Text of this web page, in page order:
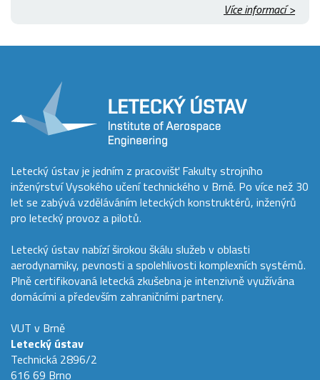
Více informací >
Letecký ústav je jedním z pracovišť Fakulty strojního
inženýrství Vysokého učení technického v Brně. Po více než 30
let se zabývá vzděláváním leteckých konstruktérů, inženýrů
pro letecký provoz a pilotů.
Letecký ústav nabízí širokou škálu služeb v oblasti
aerodynamiky, pevnosti a spolehlivosti komplexních systémů.
Plně certifikovaná letecká zkušebna je intenzivně využívána
domácími a především zahraničními partnery.
VUT v Brně
Letecký ústav
Technická 2896/2
616 69 Brno